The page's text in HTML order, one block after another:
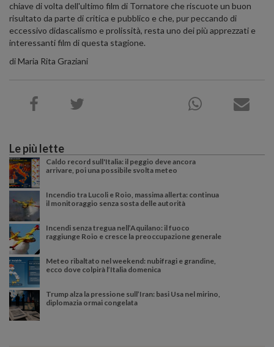
chiave di volta dell'ultimo film di Tornatore che riscuote un buon
risultato da parte di critica e pubblico e che, pur peccando di
eccessivo didascalismo e prolissità, resta uno dei più apprezzati e
interessanti film di questa stagione.
di Maria Rita Graziani
Le più lette
Caldo record sull'Italia: il peggio deve ancora
arrivare, poi una possibile svolta meteo
Incendio tra Lucoli e Roio, massima allerta: continua
il monitoraggio senza sosta delle autorità
Incendi senza tregua nell’Aquilano: il fuoco
raggiunge Roio e cresce la preoccupazione generale
Meteo ribaltato nel weekend: nubifragi e grandine,
ecco dove colpirà l’Italia domenica
Trump alza la pressione sull’Iran: basi Usa nel mirino,
diplomazia ormai congelata